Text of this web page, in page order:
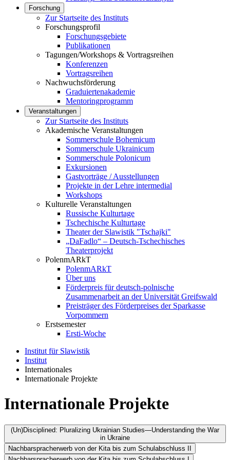
Forschung
Zur Startseite des Instituts
Forschungsprofil
Forschungsgebiete
Publikationen
Tagungen/Workshops & Vortragsreihen
Konferenzen
Vortragsreihen
Nachwuchsförderung
Graduiertenakademie
Mentoringprogramm
Veranstaltungen
Zur Startseite des Instituts
Akademische Veranstaltungen
Sommerschule Bohemicum
Sommerschule Ukrainicum
Sommerschule Polonicum
Exkursionen
Gastvorträge / Ausstellungen
Projekte in der Lehre intermedial
Workshops
Kulturelle Veranstaltungen
Russische Kulturtage
Tschechische Kulturtage
Theater der Slawistik "Tschajki"
„DaFadlo“ – Deutsch-Tschechisches
Theaterprojekt
PolenmARkT
PolenmARkT
Über uns
Förderpreis für deutsch-polnische
Zusammenarbeit an der Universität Greifswald
Preisträger des Förderpreises der Sparkasse
Vorpommern
Erstsemester
Ersti-Woche
Institut für Slawistik
Institut
Internationales
Internationale Projekte
Internationale Projekte
(Un)Disciplined: Pluralizing Ukrainian Studies—Understanding the War
in Ukraine
Nachbarspracherwerb von der Kita bis zum Schulabschluss II